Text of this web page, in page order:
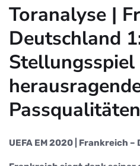
Toranalyse |
Deutschland
Stellungsspiel
Passqualitäten
UEFA EM 2020 | Frankreich –